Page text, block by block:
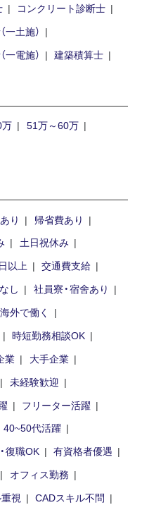
コンクリート診断士
一土施）
一電施） 建築積算士
51万～60万
り
帰省費あり
土日祝休み
以上
交通費支給
し
社員寮・宿舍あり
海外で働く
時短勤務相談OK
業
大手企業
未経験歓迎
フリーター活躍
40~50代活躍
復職OK
有資格者優遇
オフィス勤務
視
CADスキル不問